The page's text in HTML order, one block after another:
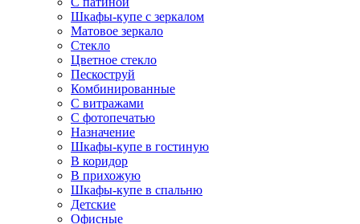
Шкафы-купе с зеркалом
Матовое зеркало
Стекло
Цветное стекло
Пескоструй
Комбинированные
С витражами
С фотопечатью
Назначение
Шкафы-купе в гостиную
В коридор
В прихожую
Шкафы-купе в спальню
Детские
Офисные